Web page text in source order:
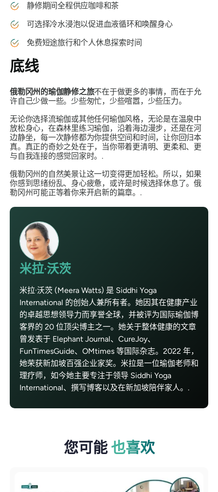
静修期间全程供应咖啡和茶
可选择冷水浸泡以促进血液循环和唤醒身心
免费短途旅行和个人休息探索时间
底线
俄勒冈州的瑜伽静修之旅不在于做更多的事情，而在于允
许自己少做一些。少些匆忙，少些喧嚣，少些压力。
无论你选择流瑜伽或其他任何瑜伽风格，无论是在温泉中
放松身心，在森林里练习瑜伽，沿着海边漫步，还是在河
边静坐，每一次静修都为你提供空间和时间，让你回归本
真。真正的奇妙之处在于，当你带着更清明、更柔和、更
与自我连接的感觉回家时。.
俄勒冈州的自然美景让这一切变得更加轻松。所以，如果
你感到思绪纷乱、身心疲惫，或许是时候选择休息了。俄
勒冈州可能正等着你来开启新的篇章。.
米拉·沃茨
米拉·沃茨 (Meera Watts) 是 Siddhi Yoga
International 的创始人兼所有者。她因其在健康产业
的卓越思想领导力而享誉全球，并被评为国际瑜伽博
客界的 20 位顶尖博主之一。她关于整体健康的文章
曾发表于 Elephant Journal、CureJoy、
FunTimesGuide、OMtimes 等国际杂志。2022 年，
她荣获新加坡百强企业家奖。米拉是一位瑜伽老师和
理疗师，如今她主要专注于领导 Siddhi Yoga
International、撰写博客以及在新加坡陪伴家人。.
您可能 也喜欢